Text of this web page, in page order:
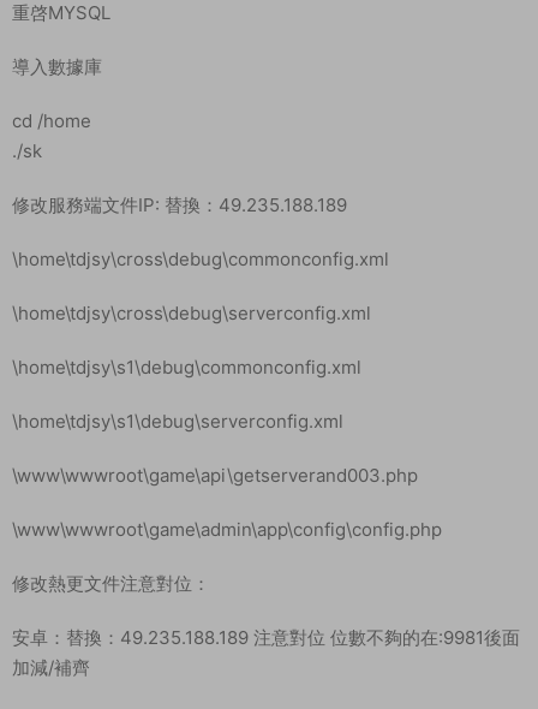
重啓MYSQL
導入數據庫
cd /home
./sk
修改服務端文件IP: 替換：49.235.188.189
\home\tdjsy\cross\debug\commonconfig.xml
\home\tdjsy\cross\debug\serverconfig.xml
\home\tdjsy\s1\debug\commonconfig.xml
\home\tdjsy\s1\debug\serverconfig.xml
\www\wwwroot\game\api\getserverand003.php
\www\wwwroot\game\admin\app\config\config.php
修改熱更文件注意對位：
安卓：替換：49.235.188.189 注意對位 位數不夠的在:9981後面
加減/補齊